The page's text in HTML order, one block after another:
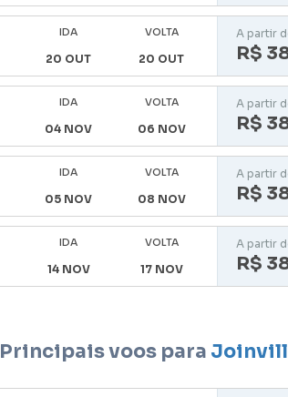
IDA
20 OUT
VOLTA
20 OUT
A partir
R$
IDA
04 NOV
VOLTA
06 NOV
A partir
R$
IDA
05 NOV
VOLTA
08 NOV
A partir
R$
IDA
14 NOV
VOLTA
17 NOV
A partir
R$
Principais voos para